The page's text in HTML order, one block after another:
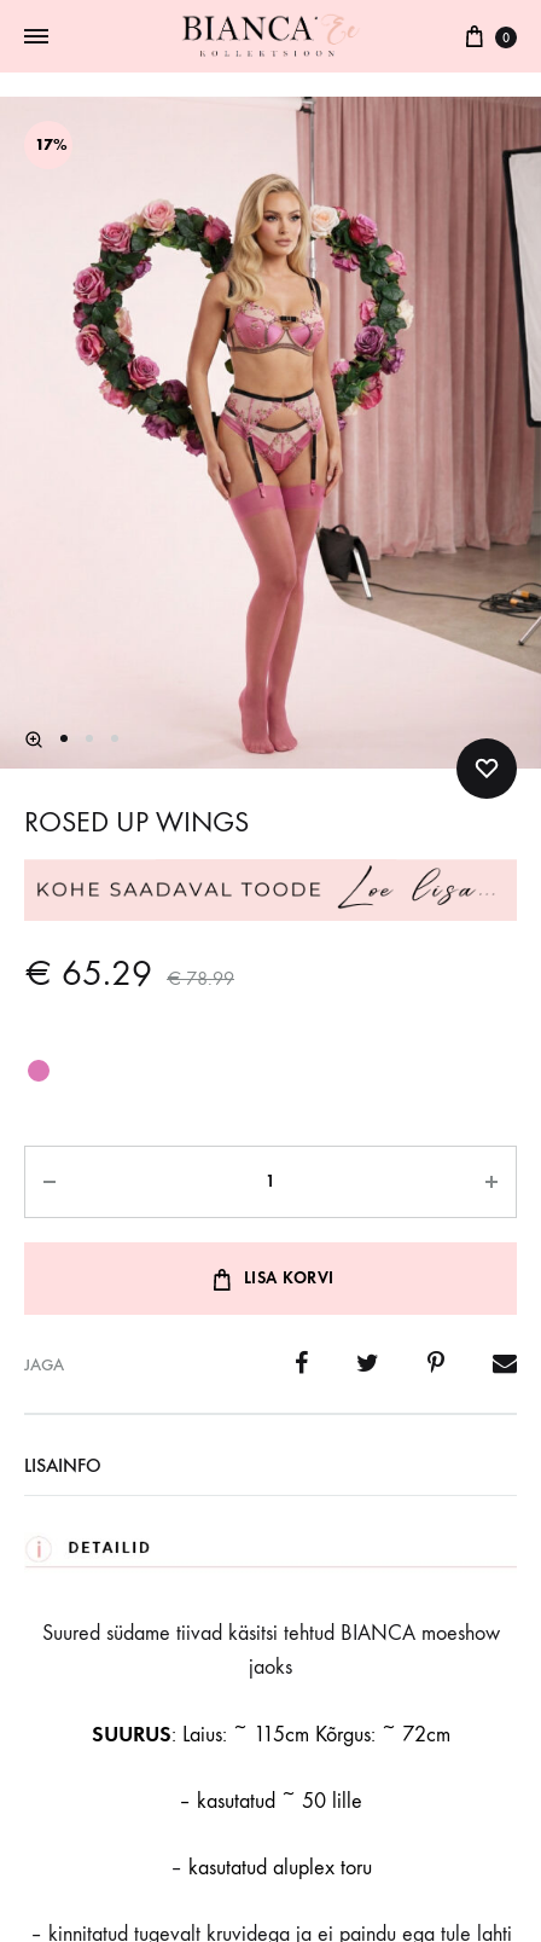
0
17%
ROSED UP WINGS
€ 65.29 €78.99
LISA KORVI
JAGA
LISAINFO
Suured südame tiivad käsitsi tehtud BIANCA moeshow
jaoks
SUURUS: Laius: ~ 115cm Kõrgus: ~ 72cm
– kasutatud ~ 50 lille
– kasutatud aluplex toru
– kinnitatud tugevalt kruvidega ja ei paindu ega tule lahti